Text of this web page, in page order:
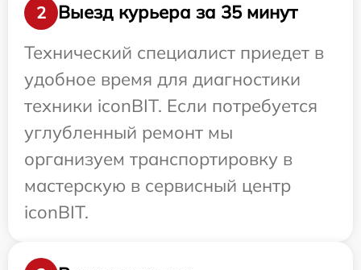
2
Выезд курьера за 35 минут
Технический специалист приедет в
удобное время для диагностики
техники iconBIT. Если потребуется
углубленный ремонт мы
организуем транспортировку в
мастерскую в сервисный центр
iconBIT.